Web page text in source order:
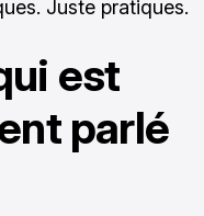
Juste pratiques.
est
parlé